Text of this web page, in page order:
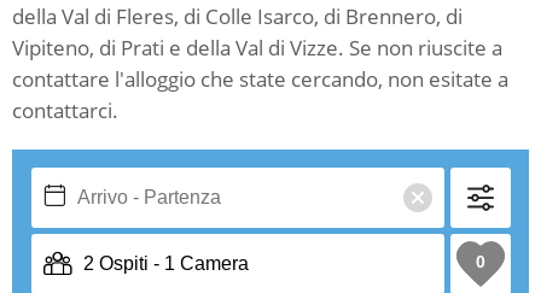
della Val di Fleres, di Colle Isarco, di Brennero, di
Vipiteno, di Prati e della Val di Vizze. Se non riuscite a
contattare l'alloggio che state cercando, non esitate a
contattarci.